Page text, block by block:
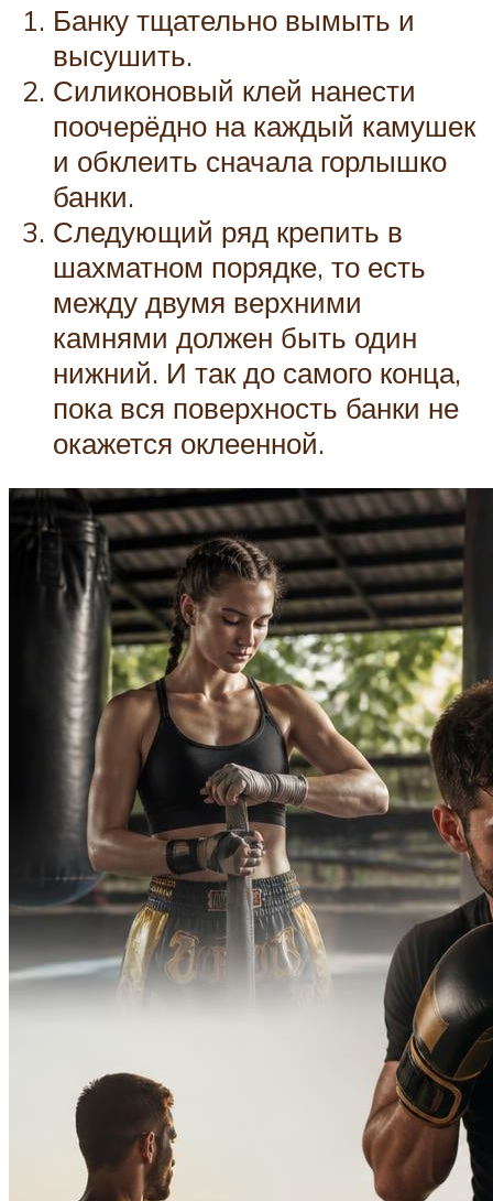
Банку тщательно вымыть и
высушить.
Силиконовый клей нанести
поочерёдно на каждый камушек
и обклеить сначала горлышко
банки.
Следующий ряд крепить в
шахматном порядке, то есть
между двумя верхними
камнями должен быть один
нижний. И так до самого конца,
пока вся поверхность банки не
окажется оклеенной.